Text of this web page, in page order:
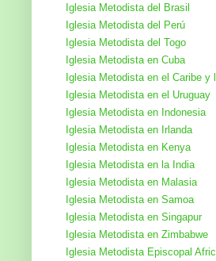
Iglesia Metodista del Brasil
Iglesia Metodista del Perú
Iglesia Metodista del Togo
Iglesia Metodista en Cuba
Iglesia Metodista en el Caribe y
Iglesia Metodista en el Uruguay
Iglesia Metodista en Indonesia
Iglesia Metodista en Irlanda
Iglesia Metodista en Kenya
Iglesia Metodista en la India
Iglesia Metodista en Malasia
Iglesia Metodista en Samoa
Iglesia Metodista en Singapur
Iglesia Metodista en Zimbabwe
Iglesia Metodista Episcopal